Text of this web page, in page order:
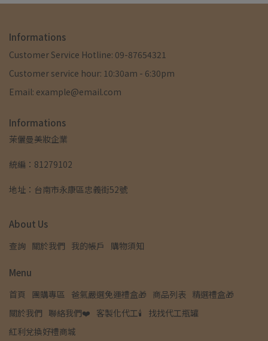
Informations
Customer Service Hotline: 09-87654321
Customer service hour: 10:30am - 6:30pm
Email: example@email.com
Informations
茉儷曼美妝企業
統編：81279102
地址：台南市永康區忠義街52號
About Us
查詢 關於我們 我的帳戶 購物須知
Menu
首頁 團購專區 爸氣嚴選免運禮盒🎁 商品列表 精選禮盒🎁
關於我們 聯絡我們❤️ 客製化代工🕯️
找找代工瓶罐
紅利兌換好禮商城